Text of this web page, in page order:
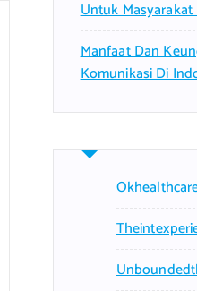
Untuk
Manfaat Dan
Komunikasi Di